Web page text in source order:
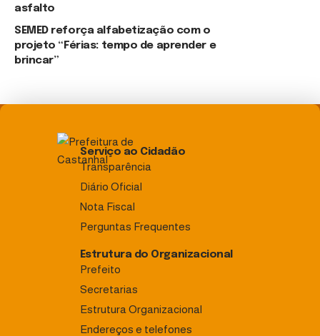
asfalto
SEMED reforça alfabetização com o
projeto “Férias: tempo de aprender e
brincar”
Serviço ao Cidadão
Transparência
Diário Oficial
Nota Fiscal
Perguntas Frequentes
Estrutura do Organizacional
Prefeito
Secretarias
Estrutura Organizacional
Endereços e telefones